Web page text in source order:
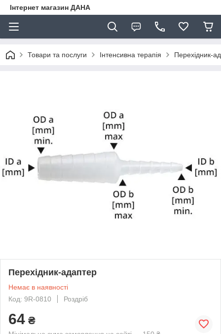
Інтернет магазин ДАНА
Товари та послуги Інтенсивна терапія Перехідник-
Перехідник-адаптер
Немає в наявності
Код: 9R-0810
Роздріб
64 ₴